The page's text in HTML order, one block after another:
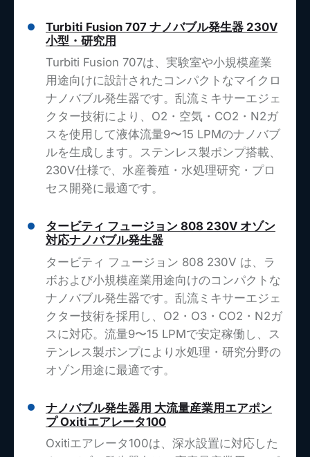
Turbiti Fusion 707 ナノバブル発生器 230V
小型・研究用
Turbiti Fusion 707は、実験室や小規模産業
用途向けに設計されたコンパクトなマイクロ
ナノバブル発生器です。乱流ミキサーエジェ
クター技術により、O2・空気・CO2・N2ガ
スを使用して液体流量9〜15 LPMのナノバブ
ルを生成します。ステンレス製ポンプ搭載、
230V仕様で、水産養殖・水処理研究・プロ
セス開発に最適です。
タービティ フュージョン 808 230V オゾン
対応ナノバブル発生器
タービティ フュージョン 808 230V は、ラ
ボおよび小規模産業用途向けのコンパクトな
ナノバブル発生器です。乱流ミキサーエジェ
クター技術を採用し、O2・O3・CO2・N2ガ
スに対応。流量9〜15 LPMで安定稼働し、ス
テンレス製ポンプにより水処理・研究分野の
オゾン用途に最適です。
ナノバブル発生器用 大流量産業用エアポン
プ Oxitiエアレータ100
Oxitiエアレータ100は、深水設置に対応した